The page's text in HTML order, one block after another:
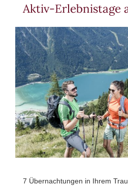
Aktiv-Erlebnistage
7 Übernachtungen in Ihrem